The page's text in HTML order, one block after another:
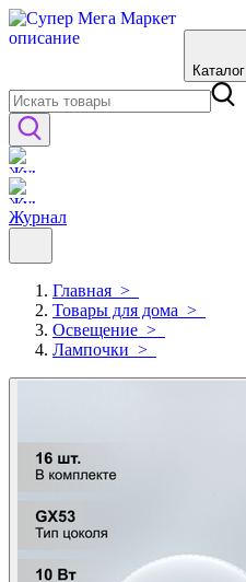
Каталог
Журнал
Главная >
Товары для дома >
Освещение >
Лампочки >